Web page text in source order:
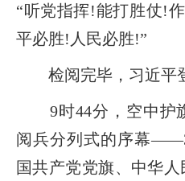
“听党指挥!能打胜仗!
平必胜!人民必胜!”
检阅完毕，习近平登
9时44分，空中护
阅兵分列式的序幕
国共产党党旗、中华